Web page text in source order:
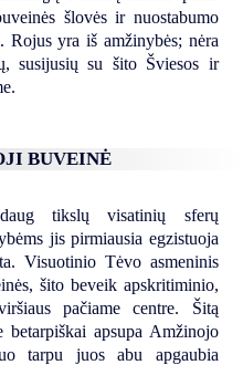
šlovės ir nuostabumo
Rojus yra iš amžinybės; nėra
susijusių su šito Šviesos ir
BUVEINĖ
tikslų visatinių sferų
jis pirmiausia egzistuoja
Visuotinio Tėvo asmeninis
šito beveik apskritiminio,
pačiame centre. Šitą
apsupa Amžinojo
tarpu juos abu apgaubia